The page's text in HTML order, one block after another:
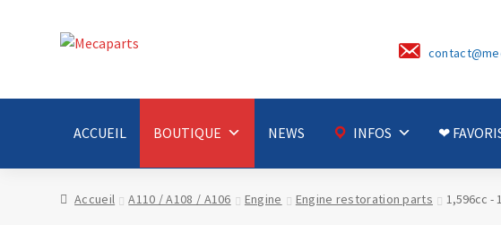
Aller
Aller
ACCUEIL BOUTIQUE NEWS INFOS ❤
Accueil A110 / A108 / A106 Engine Engine restoration parts 1,596cc -